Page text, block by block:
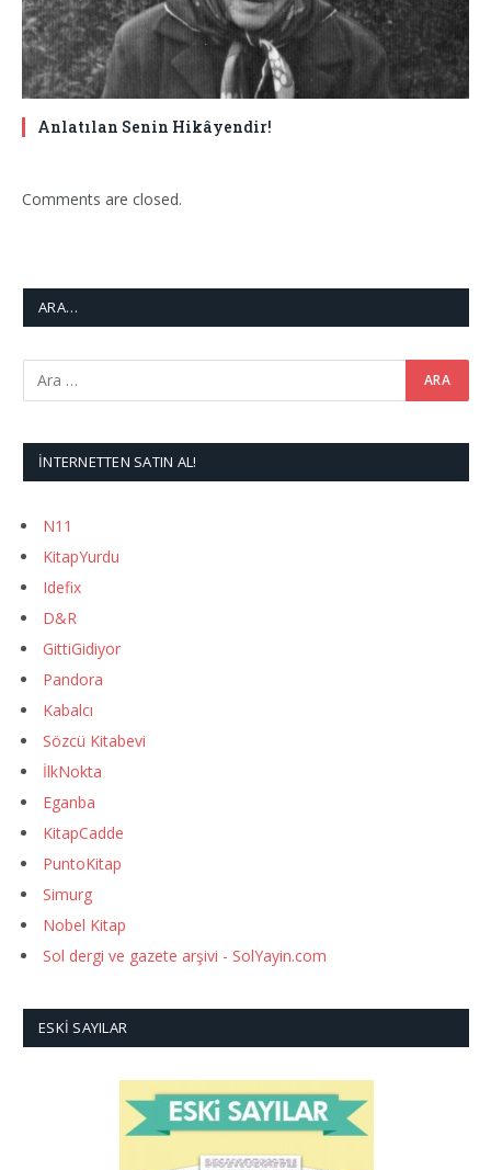
Anlatılan Senin Hikâyendir!
Comments are closed.
ARA…
İNTERNETTEN SATIN AL!
N11
KitapYurdu
Idefix
D&R
GittiGidiyor
Pandora
Kabalcı
Sözcü Kitabevi
İlkNokta
Eganba
KitapCadde
PuntoKitap
Simurg
Nobel Kitap
Sol dergi ve gazete arşivi - SolYayin.com
ESKI SAYILAR